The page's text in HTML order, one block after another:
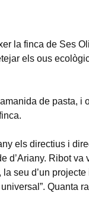
la finca de Ses
els ous
de pasta,
els directius i
d’Ariany. Ribot
seu d’un
Quanta